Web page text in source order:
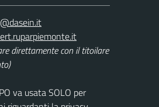
direttamente con il titoilare
va usata SOLO per